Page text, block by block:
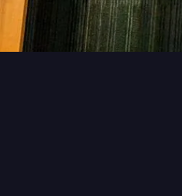
collective